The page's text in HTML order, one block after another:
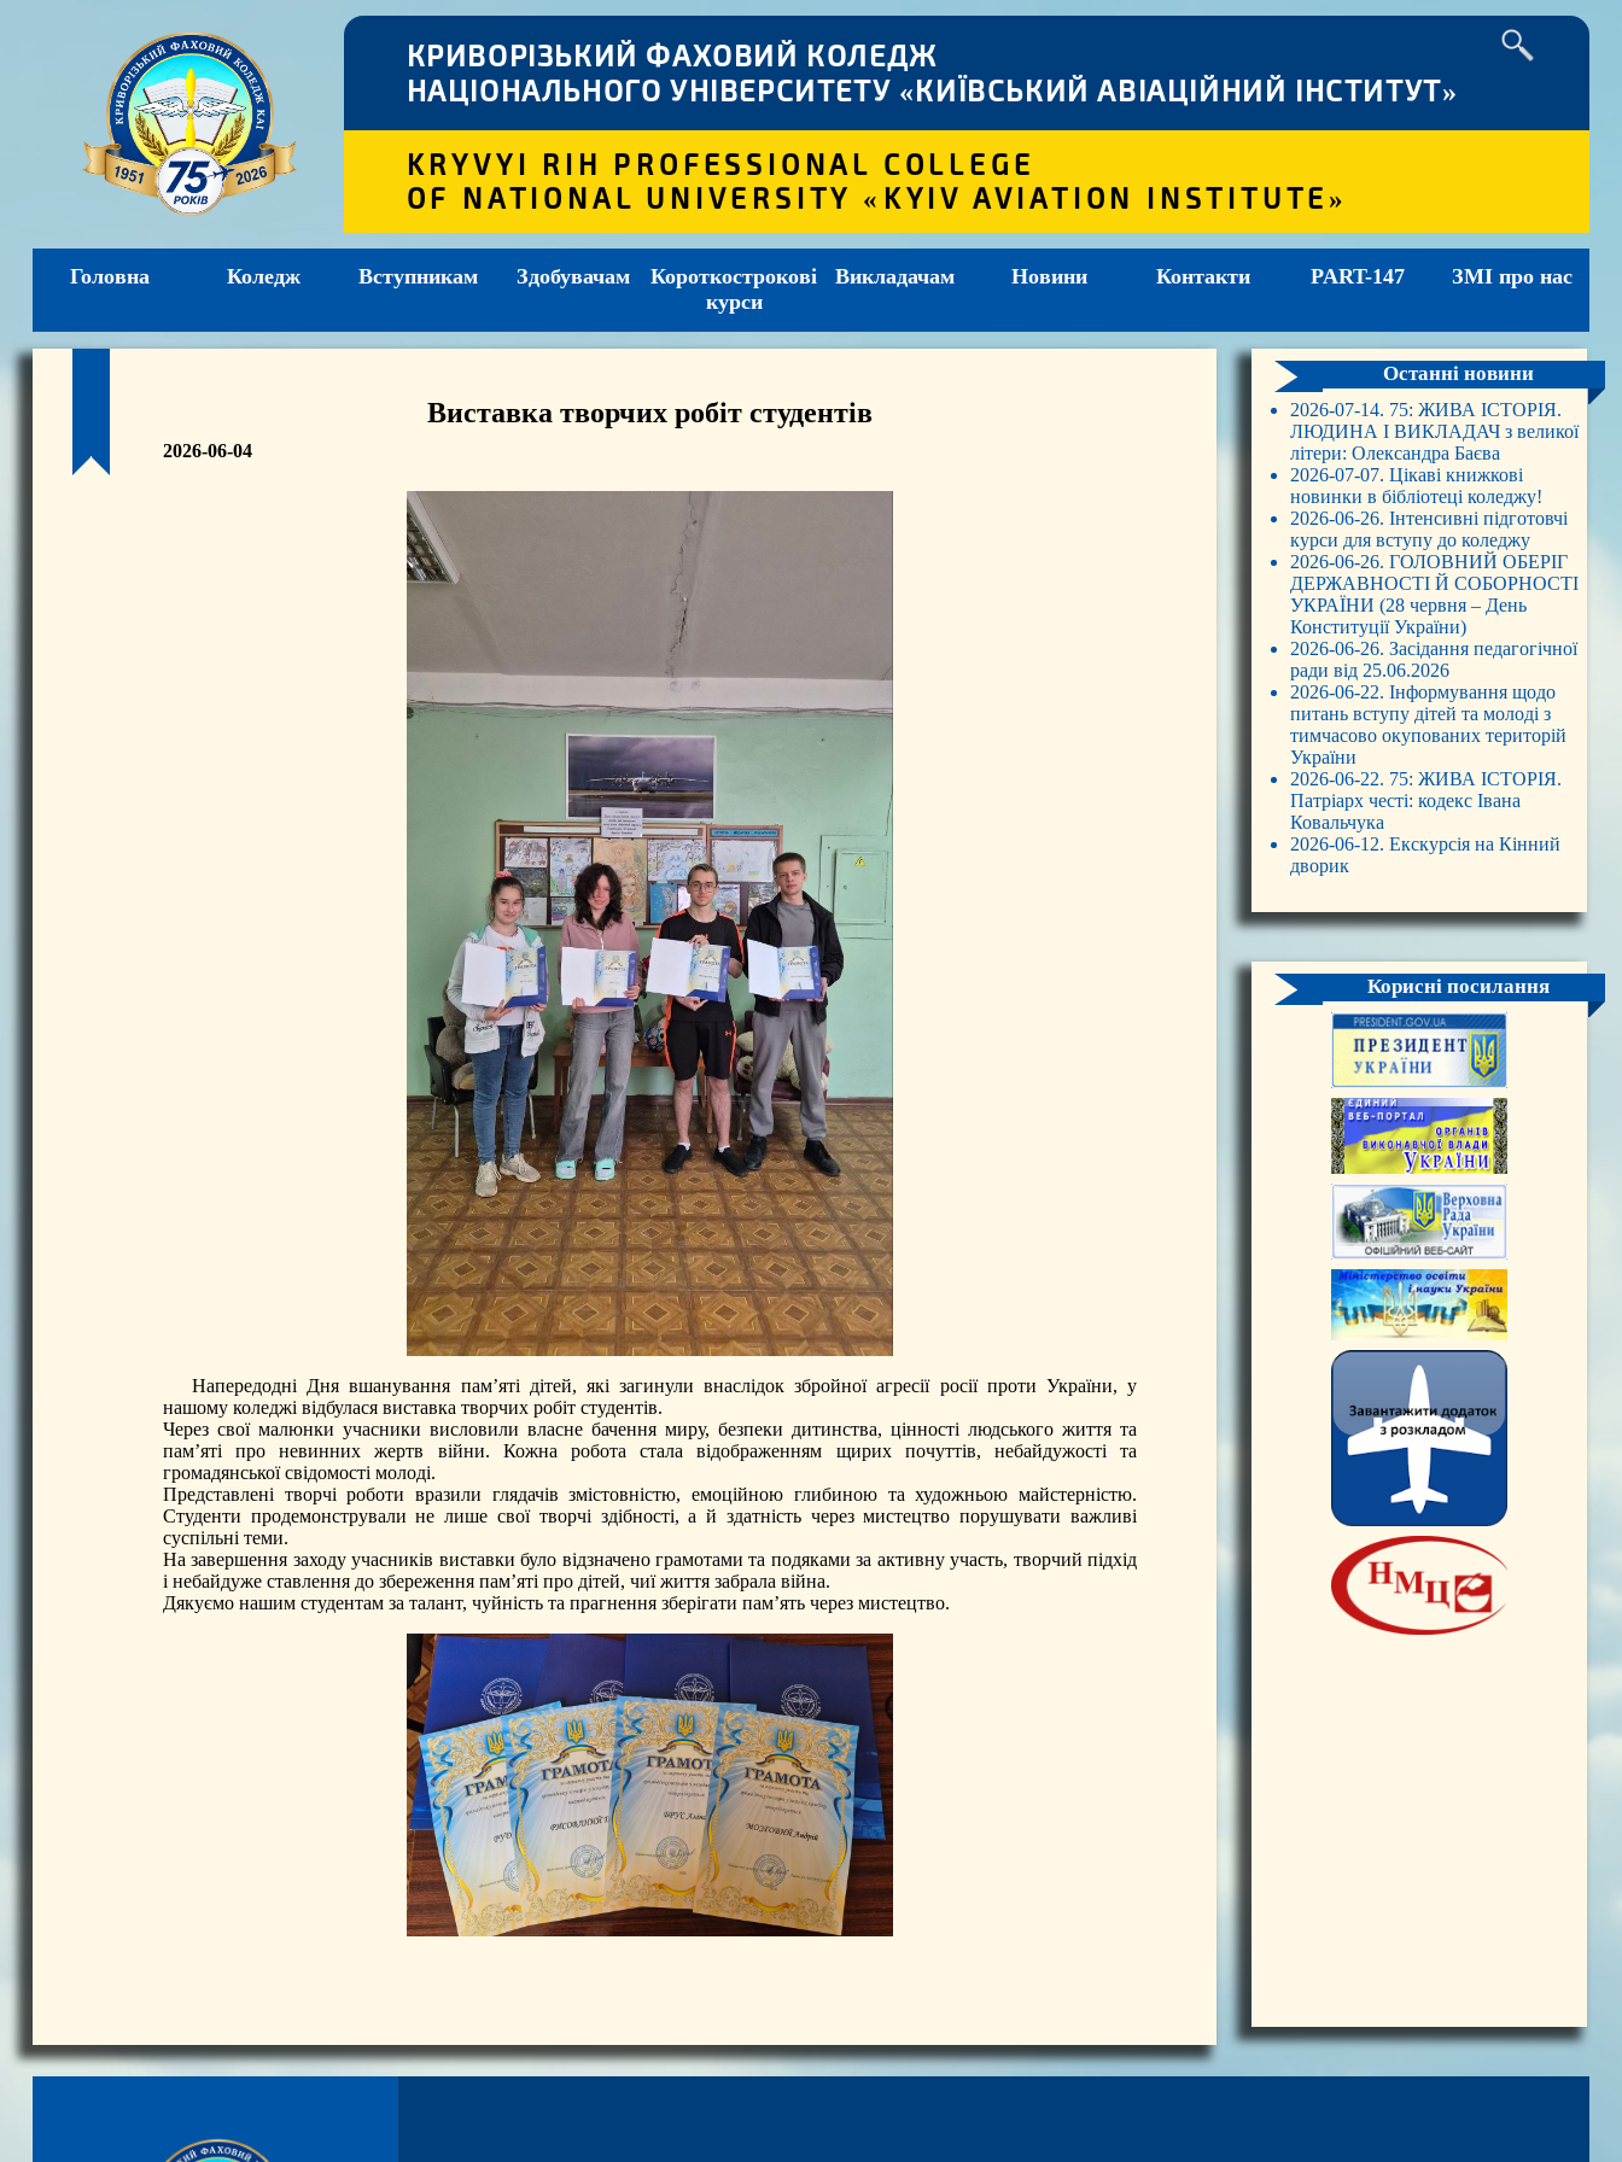
КРИВОРІЗЬКИЙ ФАХОВИЙ КОЛЕДЖ
НАЦІОНАЛЬНОГО УНІВЕРСИТЕТУ «КИЇВСЬКИЙ АВІАЦІЙНИЙ ІНСТИТУТ»
KRYVYI RIH PROFESSIONAL COLLEGE
OF NATIONAL UNIVERSITY «KYIV AVIATION INSTITUTE»
Головна Коледж Вступникам Здобувачам
Короткострокові
курси
Викладачам Новини Контакти PART-147 ЗМІ про нас
Виставка творчих робіт студентів
2026-06-04
Напередодні Дня вшанування пам’яті дітей, які загинули внаслідок збройної агресії росії проти України, у
нашому коледжі відбулася виставка творчих робіт студентів.
Через свої малюнки учасники висловили власне бачення миру, безпеки дитинства, цінності людського життя та
пам’яті про невинних жертв війни. Кожна робота стала відображенням щирих почуттів, небайдужості та
громадянської свідомості молоді.
Представлені творчі роботи вразили глядачів змістовністю, емоційною глибиною та художньою майстерністю.
Студенти продемонстрували не лише свої творчі здібності, а й здатність через мистецтво порушувати важливі
суспільні теми.
На завершення заходу учасників виставки було відзначено грамотами та подяками за активну участь, творчий підхід
і небайдуже ставлення до збереження пам’яті про дітей, чиї життя забрала війна.
Дякуємо нашим студентам за талант, чуйність та прагнення зберігати пам’ять через мистецтво.
Останні новини
2026-07-14. 75: ЖИВА ІСТОРІЯ.
ЛЮДИНА І ВИКЛАДАЧ з великої
літери: Олександра Баєва
2026-07-07. Цікаві книжкові
новинки в бібліотеці коледжу!
2026-06-26. Інтенсивні підготовчі
курси для вступу до коледжу
2026-06-26. ГОЛОВНИЙ ОБЕРІГ
ДЕРЖАВНОСТІ Й СОБОРНОСТІ
УКРАЇНИ (28 червня – День
Конституції України)
2026-06-26. Засідання педагогічної
ради від 25.06.2026
2026-06-22. Інформування щодо
питань вступу дітей та молоді з
тимчасово окупованих територій
України
2026-06-22. 75: ЖИВА ІСТОРІЯ.
Патріарх честі: кодекс Івана
Ковальчука
2026-06-12. Екскурсія на Кінний
дворик
Корисні посилання